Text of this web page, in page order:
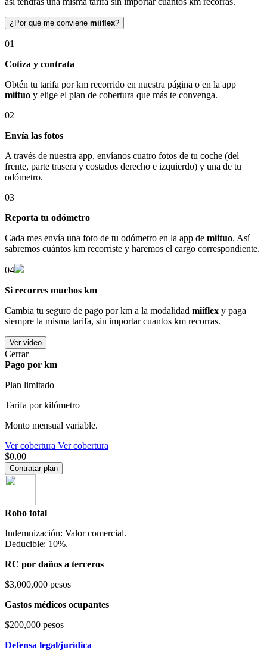
¿Por qué me conviene miiflex?
01
Cotiza y contrata
Obtén tu tarifa por km recorrido en nuestra página o en la app
miituo y elige el plan de cobertura que más te convenga.
02
Envía las fotos
A través de nuestra app, envíanos cuatro fotos de tu coche (del
frente, parte trasera y costados derecho e izquierdo) y una de tu
odómetro.
03
Reporta tu odómetro
Cada mes envía una foto de tu odómetro en la app de miituo. Así
sabremos cuántos km recorriste y haremos el cargo correspondiente.
04
Si recorres muchos km
Cambia tu seguro de pago por km a la modalidad miiflex y paga
siempre la misma tarifa, sin importar cuantos km recorras.
Ver video
Cerrar
Pago por km
Plan limitado
Tarifa por kilómetro
Monto mensual variable.
Ver cobertura Ver cobertura
$0.00
Contratar plan
Robo total
Indemnización: Valor comercial.
Deducible: 10%.
RC por daños a terceros
$3,000,000 pesos
Gastos médicos ocupantes
$200,000 pesos
Defensa legal/jurídica